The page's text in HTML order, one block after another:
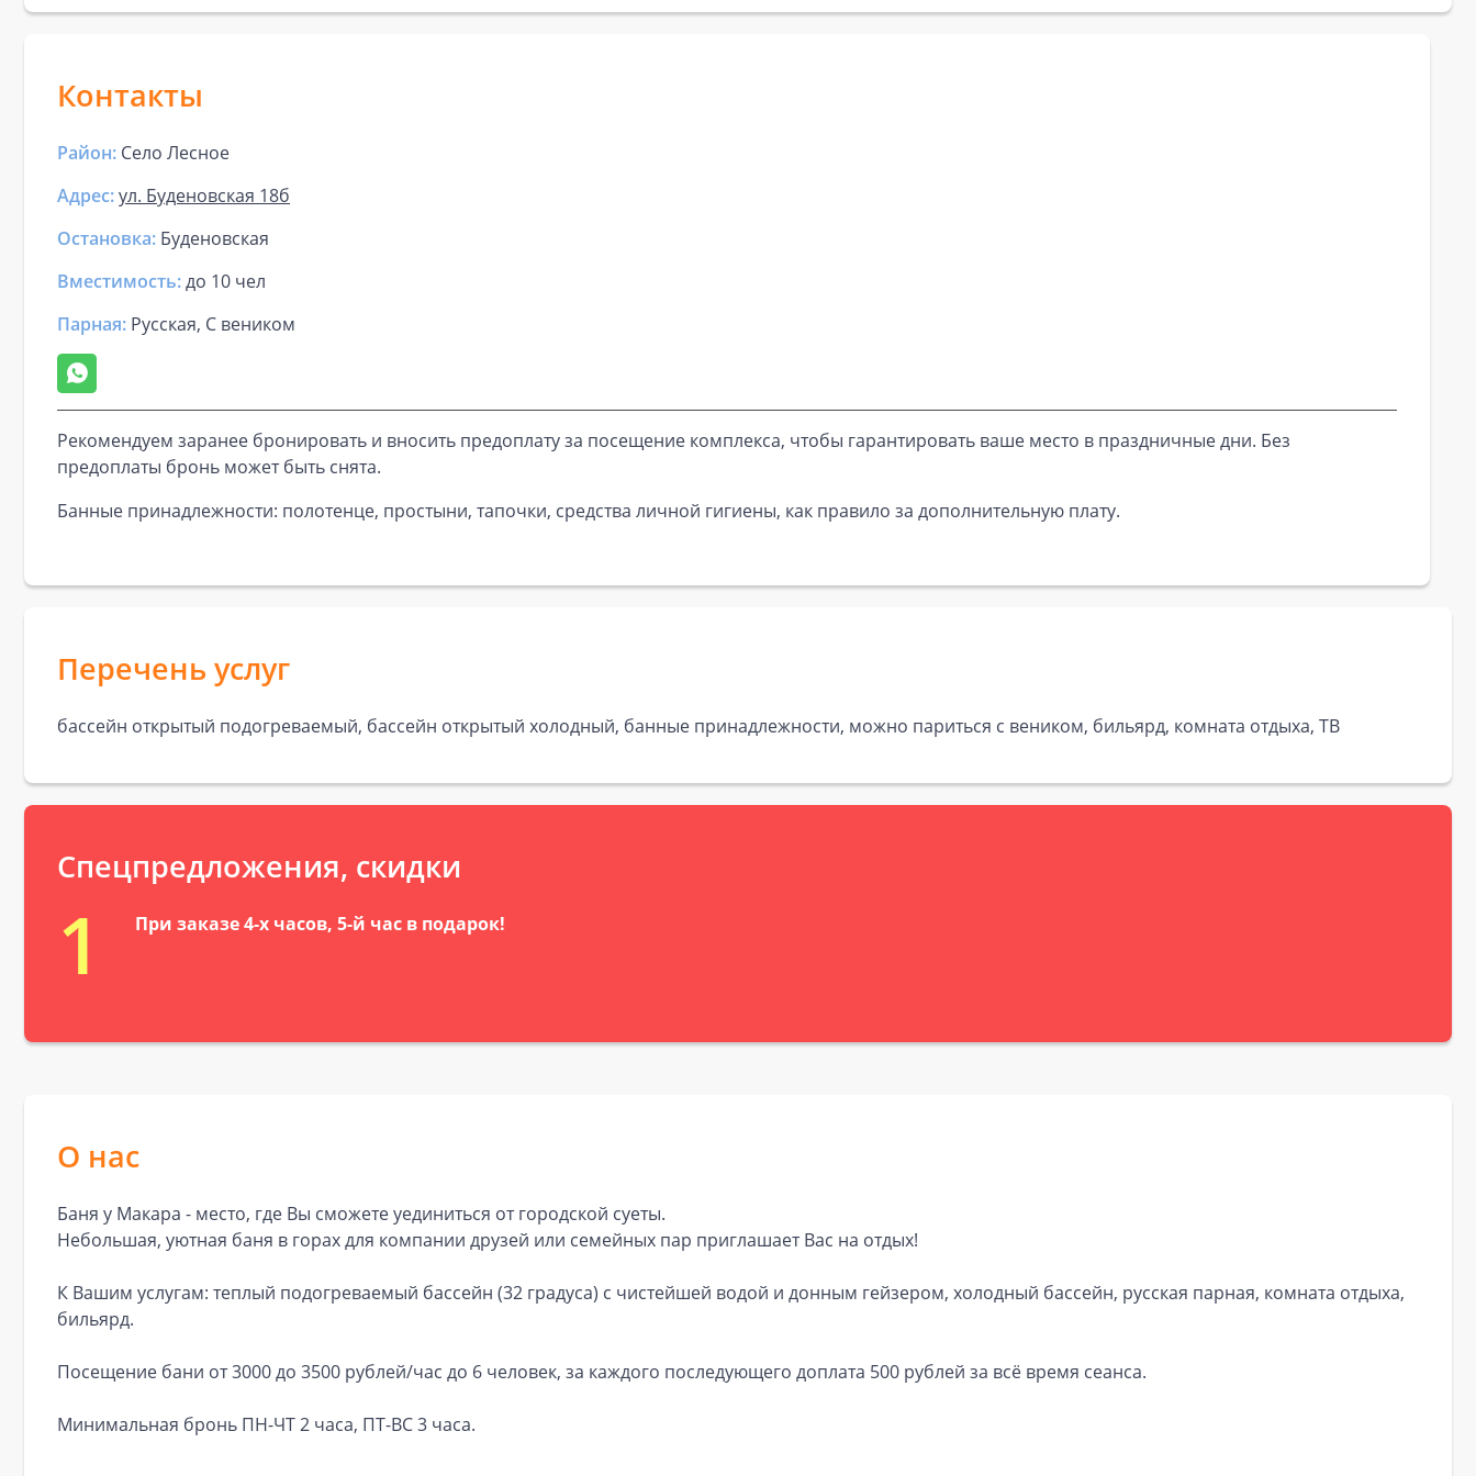
Контакты
Район: Село Лесное
Адрес:ул. Буденовская 18б
Остановка: Буденовская
Вместимость:до 10 чел
Парная: Русская, С веником
Рекомендуем заранее бронировать и вносить предоплату за посещение комплекса, чтобы гарантировать ваше место в праздничные дни. Без
предоплаты бронь может быть снята.
Банные принадлежности: полотенце, простыни, тапочки, средства личной гигиены, как правило за дополнительную плату.
Перечень услуг
бассейн открытый подогреваемый, бассейн открытый холодный, банные принадлежности, можно париться с веником, бильярд, комната отдыха, ТВ
Спецпредложения, скидки
1 При заказе 4-х часов, 5-й час в подарок!
О нас
Баня у Макара - место, где Вы сможете уединиться от городской суеты.
Небольшая, уютная баня в горах для компании друзей или семейных пар приглашает Вас на отдых!
К Вашим услугам: теплый подогреваемый бассейн (32 градуса) с чистейшей водой и донным гейзером, холодный бассейн, русская парная, комната отдыха,
бильярд.
Посещение бани от 3000 до 3500 рублей/час до 6 человек, за каждого последующего доплата 500 рублей за всё время сеанса.
Минимальная бронь ПН-ЧТ 2 часа, ПТ-ВС 3 часа.